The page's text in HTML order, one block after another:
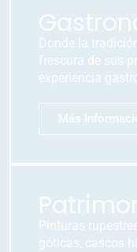
Donde la
frescura de sus
experiencia
Más
Pinturas
góticas, cascos